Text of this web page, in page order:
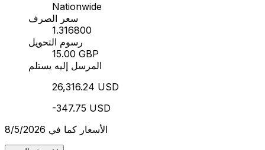
Nationwide
سعر الصرف
1.316800
رسوم التحويل
15.00 GBP
المرسل إليه يستلم
26,316.24 USD
-347.75 USD
الأسعار كما في 8/5/2026